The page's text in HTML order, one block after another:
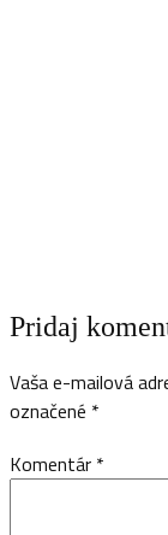
Pridaj
Vaša e-mailová
označené *
Komentár *